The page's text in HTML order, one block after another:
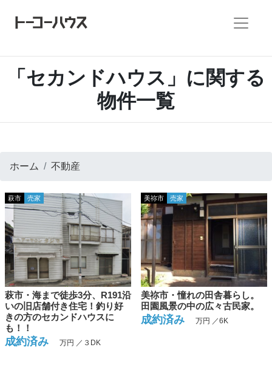
「セカンドハウス」に関する
物件一覧
ホーム 不動産
萩市・海まで徒歩3分、R191沿
いの旧店舗付き住宅！釣り好
きの方のセカンドハウスに
も！！
萩市 売家
成約済み 万円 ／３DK
美祢市・憧れの田舎暮らし。
田園風景の中の広々古民家。
美祢市 売家
成約済み 万円 ／6K